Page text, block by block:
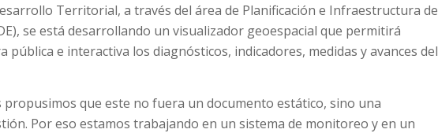
Territorial, a través del área de Planificación e Infraestructura de
se está desarrollando un visualizador geoespacial que permitirá
pública e interactiva los diagnósticos, indicadores, medidas y avances del
propusimos que este no fuera un documento estático, sino una
Por eso estamos trabajando en un sistema de monitoreo y en un